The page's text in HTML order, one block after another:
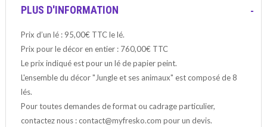
PLUS D'INFORMATION
Prix d’un lé : 95,00€ TTC le lé.
Prix pour le décor en entier : 760,00€ TTC
Le prix indiqué est pour un lé de papier peint.
L'ensemble du décor "Jungle et ses animaux" est composé de 8
lés.
Pour toutes demandes de format ou cadrage particulier,
contactez nous : contact@myfresko.com pour un devis.